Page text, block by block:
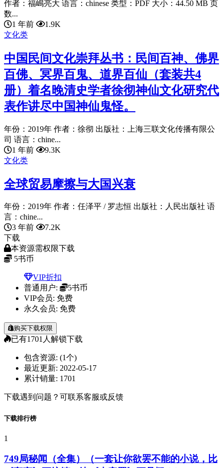
作者：福嶋亮大 语言：chinese 类型：PDF 大小：44.50 MB 页
数...
1 年前
1.9K
文化类
中国民间文化崇拜丛书：民间百神、佛界
百佛、冥界百鬼、道界百仙（套装共4
册）着名晚清史学者徐彻神仙文化研究代
表作讲尽中国神仙鬼怪。
年份：2019年 作者：徐彻 出版社：上海三联文化传播有限公
司 语言：chine...
1 年前
9.3K
文化类
全球贸易摩擦与大国兴衰
年份：2019年 作者：任泽平 / 罗志恒 出版社：人民出版社 语
言：chine...
3 年前
7.2K
下载
本资源需权限下载
5书币
VIP折扣
普通用户:
5书币
VIP会员: 免费
永久会员: 免费
购买下载权限
已有1701人解锁下载
包含资源: (1个)
最近更新: 2022-05-17
累计销量: 1701
下载遇到问题？可联系客服或反馈
下载排行榜
1
749局秘闻（全集）（一套让你欲罢不能的小说，比